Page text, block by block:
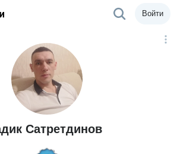
Войти
Сатретдинов